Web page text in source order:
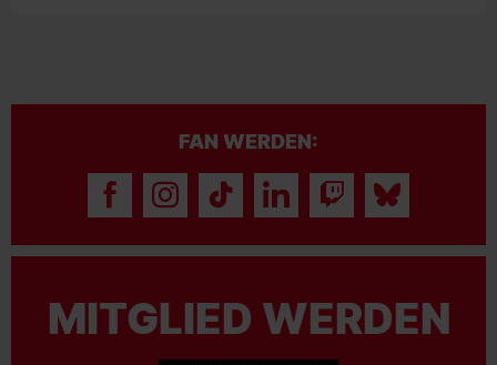
FAN WERDEN:
MITGLIED WERDEN